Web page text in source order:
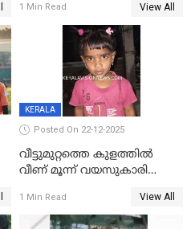
സംഭവം മാവേലിക്കരയിൽ
1 Min Read View All
KERALA
Posted On 22-12-2025
വീട്ടുമുറ്റത്തെ കുളത്തിൽ
വീണ് മൂന്ന് വയസുകാരി
1 Min Read View All